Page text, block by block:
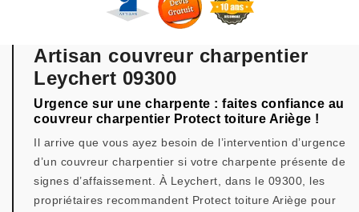
Artisan couvreur charpentier
Leychert 09300
Urgence sur une charpente : faites confiance au
couvreur charpentier Protect toiture Ariège !
Il arrive que vous ayez besoin de l’intervention d’urgence
d’un couvreur charpentier si votre charpente présente de
signes d’affaissement. À Leychert, dans le 09300, les
propriétaires recommandent Protect toiture Ariège pour